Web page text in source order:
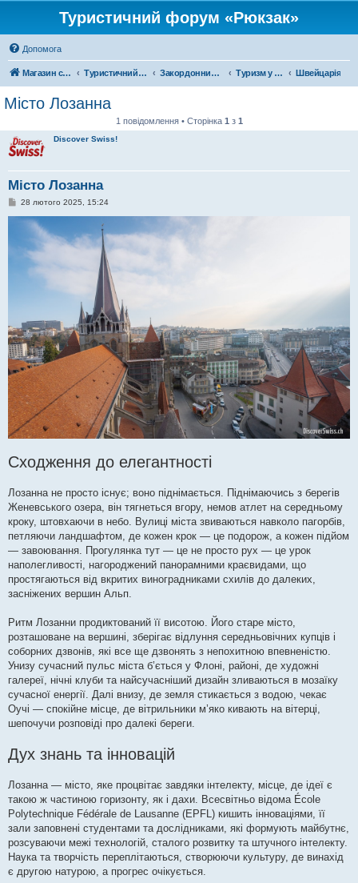
Туристичний форум «Рюкзак»
Допомога
Магазин спорядження Туристичний форум «Рюкзак» Закордонний туризм Туризм у Європі Швейцарія
Місто Лозанна
1 повідомлення • Сторінка 1 з 1
Discover Swiss!
Місто Лозанна
П
в
28 лютого 2025, 15:24
Сходження до елегантності
Лозанна не просто існує; воно піднімається. Піднімаючись з берегів
Женевського озера, він тягнеться вгору, немов атлет на середньому
кроку, штовхаючи в небо. Вулиці міста звиваються навколо пагорбів,
петляючи ландшафтом, де кожен крок — це подорож, а кожен підйом
— завоювання. Прогулянка тут — це не просто рух — це урок
наполегливості, нагороджений панорамними краєвидами, що
простягаються від вкритих виноградниками схилів до далеких,
засніжених вершин Альп.
Ритм Лозанни продиктований її висотою. Його старе місто,
розташоване на вершині, зберігає відлуння середньовічних купців і
соборних дзвонів, які все ще дзвонять з непохитною впевненістю.
Унизу сучасний пульс міста б’ється у Флоні, районі, де художні
галереї, нічні клуби та найсучасніший дизайн зливаються в мозаїку
сучасної енергії. Далі внизу, де земля стикається з водою, чекає
Оучі — спокійне місце, де вітрильники м’яко кивають на вітерці,
шепочучи розповіді про далекі береги.
Дух знань та інновацій
Лозанна — місто, яке процвітає завдяки інтелекту, місце, де ідеї є
такою ж частиною горизонту, як і дахи. Всесвітньо відома École
Polytechnique Fédérale de Lausanne (EPFL) кишить інноваціями, її
зали заповнені студентами та дослідниками, які формують майбутнє,
розсуваючи межі технологій, сталого розвитку та штучного інтелекту.
Наука та творчість переплітаються, створюючи культуру, де винахід
є другою натурою, а прогрес очікується.